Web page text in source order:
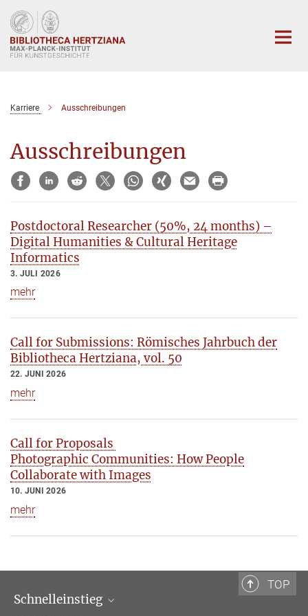
Hauptinhalt
Karriere Ausschreibungen
Ausschreibungen
Postdoctoral Researcher (50%, 24 months) –
Digital Humanities & Cultural Heritage
Informatics
3. JULI 2026
mehr
Call for Submissions: Römisches Jahrbuch der
Bibliotheca Hertziana, vol. 50
22. JUNI 2026
mehr
Call for Proposals
Photographic Communities: How People
Collaborate with Images
10. JUNI 2026
mehr
TOP
Schnelleinstieg